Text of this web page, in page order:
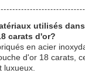
utilisés
carats d'or?
en acier
d'or 18 carats,
luxueux.